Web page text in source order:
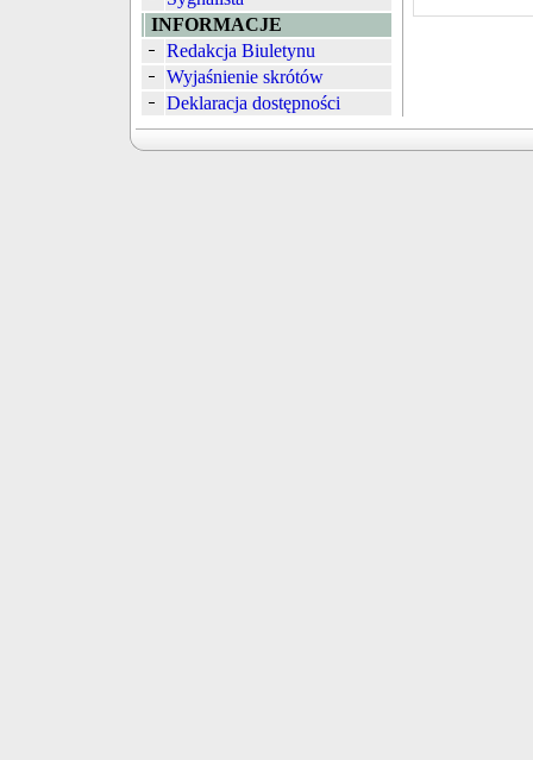
INFORMACJE
Redakcja Biuletynu
Wyjaśnienie skrótów
Deklaracja dostępności